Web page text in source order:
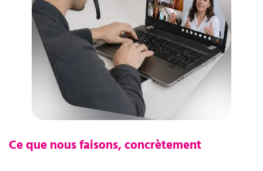
Ce que nous faisons, concrètement